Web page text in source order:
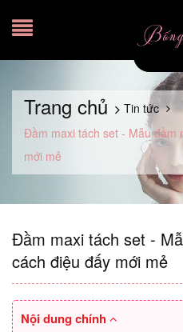
Trang chủ
Tin tức
Đầm maxi tách set - Mẫu đầm
mới mẻ
Đầm maxi tách set -
cách điệu đấy mới mẻ
Nội dung chính